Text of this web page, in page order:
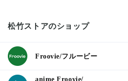
松竹ストアのショップ
Froovie/フルービー
anime Froovie/